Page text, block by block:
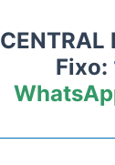
CENTRAL
Fixo: